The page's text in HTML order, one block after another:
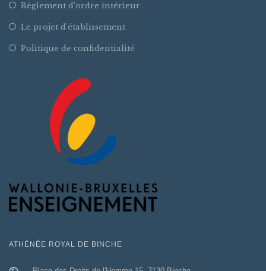
Règlement d’ordre intérieur
Le projet d’établissement
Politique de confidentialité
ATHÉNÉE ROYAL DE BINCHE